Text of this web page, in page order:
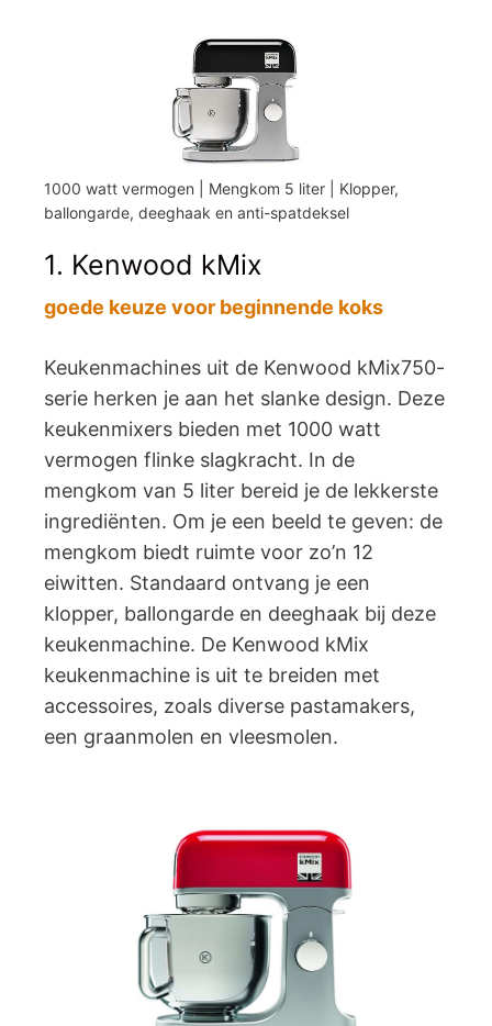
1000 watt vermogen | Mengkom 5 liter | Klopper,
ballongarde, deeghaak en anti-spatdeksel
1. Kenwood kMix
goede keuze voor beginnende koks
Keukenmachines uit de Kenwood kMix750-
serie herken je aan het slanke design. Deze
keukenmixers bieden met 1000 watt
vermogen flinke slagkracht. In de
mengkom van 5 liter bereid je de lekkerste
ingrediënten. Om je een beeld te geven: de
mengkom biedt ruimte voor zo’n 12
eiwitten. Standaard ontvang je een
klopper, ballongarde en deeghaak bij deze
keukenmachine. De Kenwood kMix
keukenmachine is uit te breiden met
accessoires, zoals diverse pastamakers,
een graanmolen en vleesmolen.